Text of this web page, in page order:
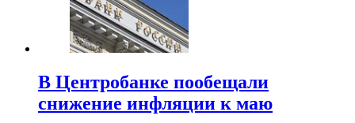
В Центробанке пообещали
снижение инфляции к маю